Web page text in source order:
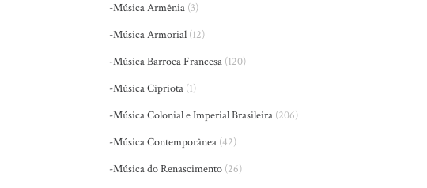
-Música Armênia (3)
-Música Armorial (12)
-Música Barroca Francesa (120)
-Música Cipriota (1)
-Música Colonial e Imperial Brasileira (206)
-Música Contemporânea (42)
-Música do Renascimento (26)